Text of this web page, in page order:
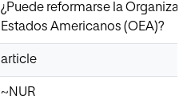
¿Puede reformarse la
Estados Americanos (OEA)?
article
~NUR